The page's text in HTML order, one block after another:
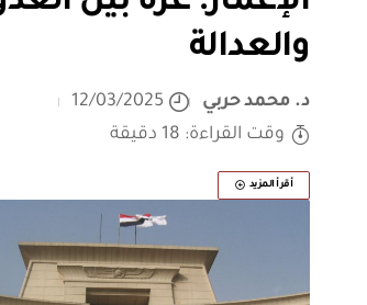
والعدالة
د. محمد حربي
12/03/2025
وقت القراءة: 18 دقيقة
أقرأ المزيد